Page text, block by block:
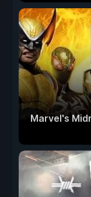
Marvel's